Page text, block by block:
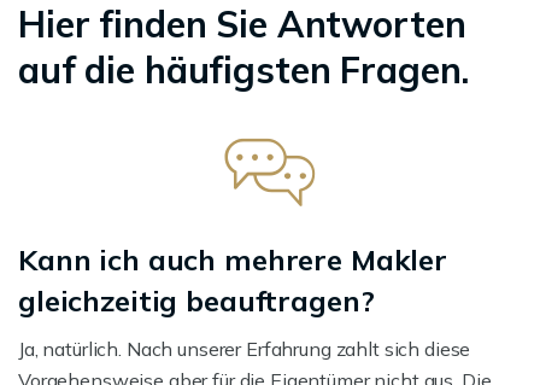
Hier finden Sie Antworten
auf die häufigsten Fragen.
Kann ich auch mehrere Makler
gleichzeitig beauftragen?
Ja, natürlich. Nach unserer Erfahrung zahlt sich diese
Vorgehensweise aber für die Eigentümer nicht aus. Die